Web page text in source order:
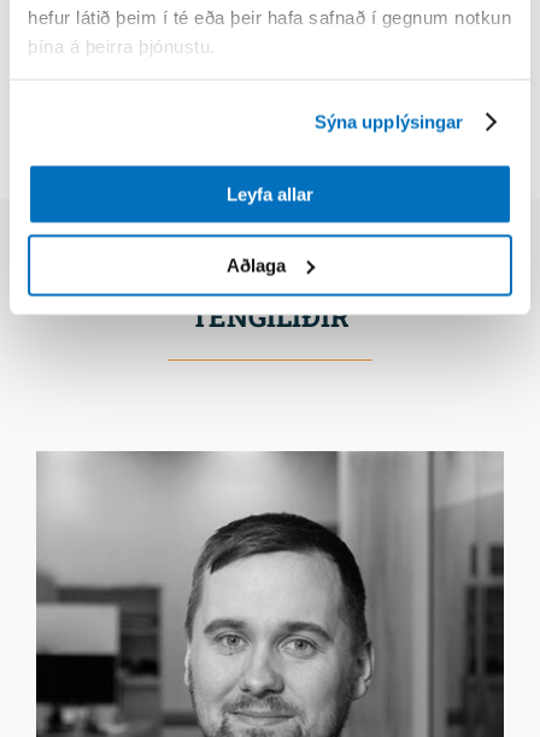
hefur látið þeim í té eða þeir hafa safnað í gegnum notkun
þína á þeirra þjónustu.
Sýna upplýsingar
Leyfa allar
Aðlaga
HPP er um borð í North Star
TENGILIÐIR